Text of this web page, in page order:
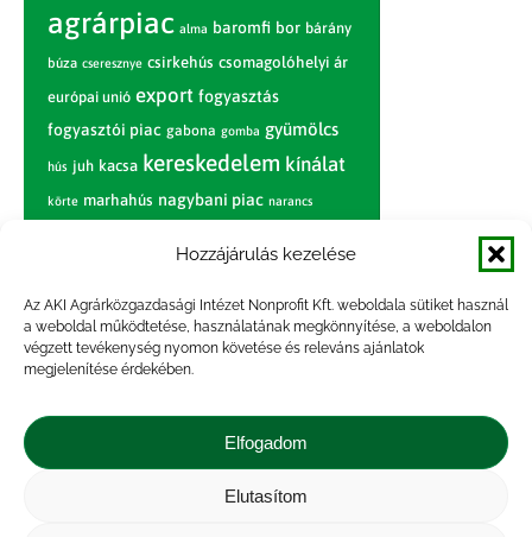
Hozzájárulás kezelése
Az AKI Agrárközgazdasági Intézet Nonprofit Kft. weboldala sütiket használ
a weboldal működtetése, használatának megkönnyítése, a weboldalon
végzett tevékenység nyomon követése és releváns ajánlatok
megjelenítése érdekében.
Elfogadom
Elutasítom
agrárpiac alma baromfi bor bárány
búza cseresznye csirkehús csomagolóhelyi ár
európai unió export fogyasztás
fogyasztói piac gabona gomba gyümölcs
hús juh kacsa kereskedelem kínálat
körte marhahús nagybani piac narancs
piaci jelentés
pulyka pulykahús sertés sertéshús
szarvasmarha termelés termelői
ár
világpiac
vágómarha vágósertés zöldség árak
értékesítési ár